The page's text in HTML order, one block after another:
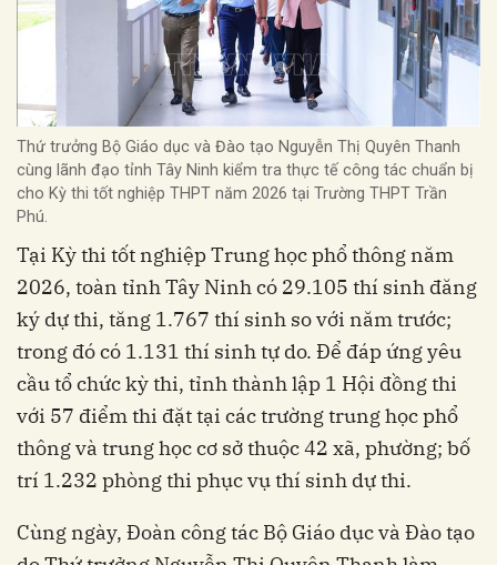
Thứ trưởng Bộ Giáo dục và Đào tạo Nguyễn Thị Quyên Thanh
cùng lãnh đạo tỉnh Tây Ninh kiểm tra thực tế công tác chuẩn bị
cho Kỳ thi tốt nghiệp THPT năm 2026 tại Trường THPT Trần
Phú.
Tại Kỳ thi tốt nghiệp Trung học phổ thông năm
2026, toàn tỉnh Tây Ninh có 29.105 thí sinh đăng
ký dự thi, tăng 1.767 thí sinh so với năm trước;
trong đó có 1.131 thí sinh tự do. Để đáp ứng yêu
cầu tổ chức kỳ thi, tỉnh thành lập 1 Hội đồng thi
với 57 điểm thi đặt tại các trường trung học phổ
thông và trung học cơ sở thuộc 42 xã, phường; bố
trí 1.232 phòng thi phục vụ thí sinh dự thi.
Cùng ngày, Đoàn công tác Bộ Giáo dục và Đào tạo